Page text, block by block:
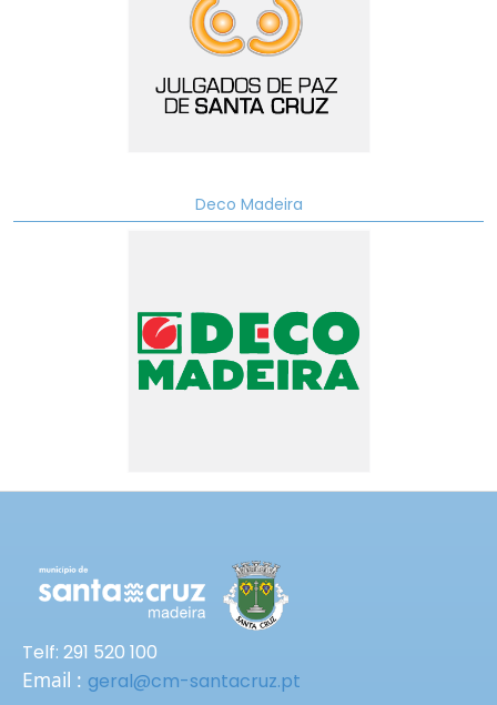
Deco Madeira
Telf: 291 520 100
Email : geral@cm-santacruz.pt